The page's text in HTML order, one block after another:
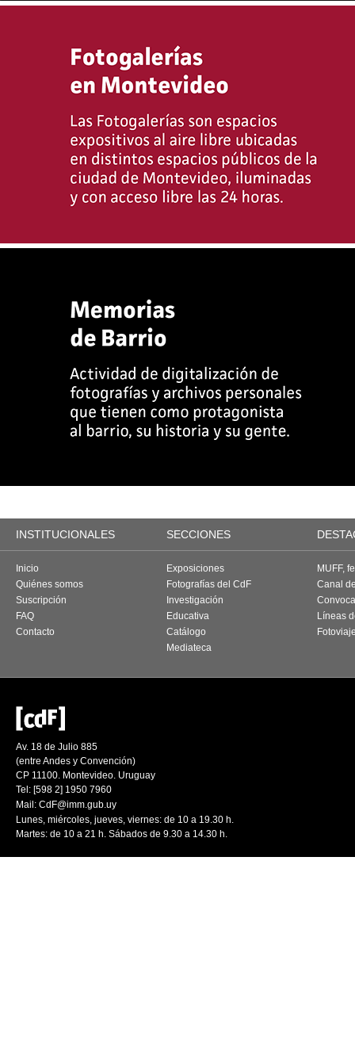
INSTITUCIONALES SECCIONES
Inicio
Quiénes somos
Suscripción
FAQ
Contacto
Exposiciones
Fotografías del CdF
Investigación
Educativa
Catálogo
Mediateca
MUFF,
Canal
Líneas
Av. 18 de Julio 885
(entre Andes y Convención)
CP 11100. Montevideo. Uruguay
Tel: [598 2] 1950 7960
Mail: CdF@imm.gub.uy
Lunes, miércoles, jueves, viernes: de 10 a 19.30 h.
Martes: de 10 a 21 h. Sábados de 9.30 a 14.30 h.